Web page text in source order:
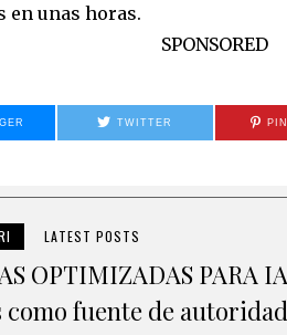
en unas horas.
SPONSORED
TWITTER
LATEST POSTS
OPTIMIZADAS PARA
como fuente de